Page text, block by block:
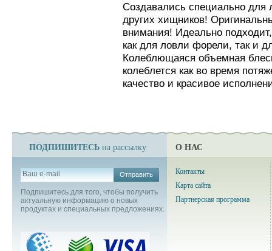
Создавались специально для
других хищников!
внимания! Идеально
как для ловли форели, так и
Колеблющаяся объемная
колеблется как во время
качество и красивое
ПОДПИШИТЕСЬ на рассылку
Отправить
Подпишитесь для того, чтобы получить
актуальную информацию о новых
продуктах и специальных предложениях.
О НАС
Контакты
Карта сайта
Партнерская программа